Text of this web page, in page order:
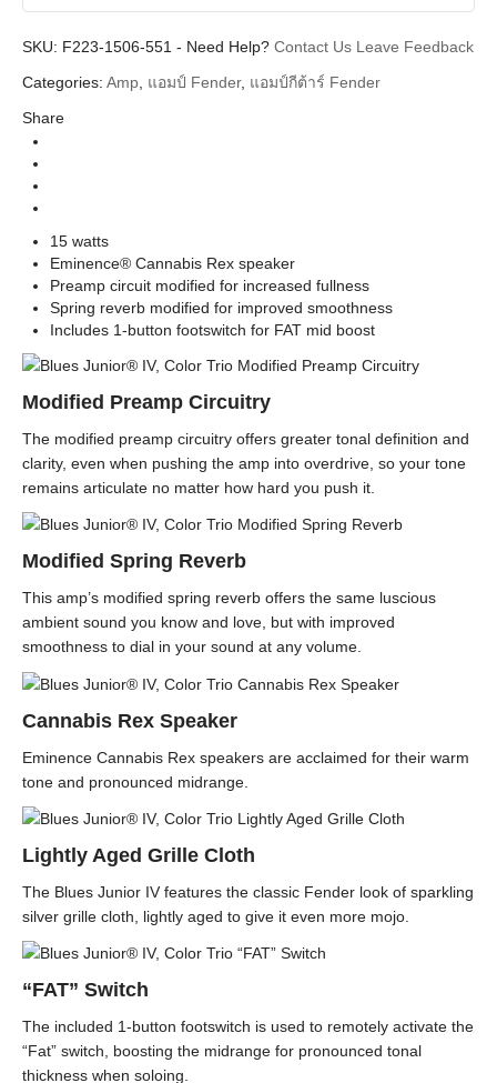
Additional information
Brands Fender
SKU: F223-1506-551 - Need Help? Contact Us Leave Feedback
Categories: Amp แอมป์ Fender, แอมป์กีต้าร์ Fender
Share
15 watts
Eminence® Cannabis Rex speaker
Preamp circuit modified for increased fullness
Spring reverb modified for improved smoothness
Includes 1-button footswitch for FAT mid boost
Modified Preamp Circuitry
The modified preamp circuitry offers greater tonal definition and
clarity, even when pushing the amp into overdrive, so your tone
remains articulate no matter how hard you push it.
Modified Spring Reverb
This amp’s modified spring reverb offers the same luscious
ambient sound you know and love, but with improved
smoothness to dial in your sound at any volume.
Cannabis Rex Speaker
Eminence Cannabis Rex speakers are acclaimed for their warm
tone and pronounced midrange.
Lightly Aged Grille Cloth
The Blues Junior IV features the classic Fender look of sparkling
silver grille cloth, lightly aged to give it even more mojo.
“FAT” Switch
The included 1-button footswitch is used to remotely activate the
“Fat” switch, boosting the midrange for pronounced tonal
thickness when soloing.